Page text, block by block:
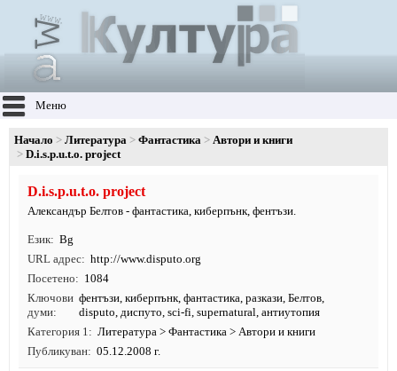
Меню
Начало Литература Фантастика
Автори и книги
D.i.s.p.u.t.o. project
D.i.s.p.u.t.o. project
Александър Белтов - фантастика, киберпънк, фентъзи.
Език
Bg
URL адрес
http://www.disputo.org
Посетено
1084
Ключови
думи
фентъзи, киберпънк, фантастика, разкази, Белтов,
disputo, диспуто, sci-fi, supernatural, антиутопия
Категория 1
Литература > Фантастика > Автори и книги
Публикуван
05.12.2008 г.